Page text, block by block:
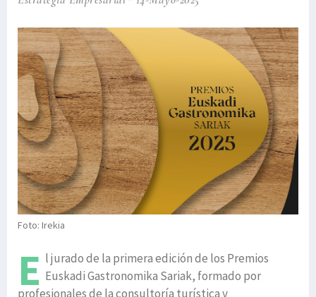
Foto: Irekia
E l jurado de la primera edición de los Premios
Euskadi Gastronomika Sariak, formado por
profesionales de la consultoría turística y